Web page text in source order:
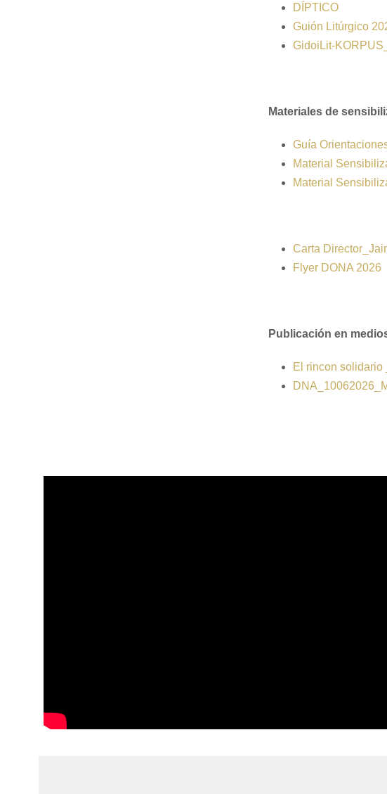
DÍPTICO
Guión Litúrgico
GidoiLit-
Materiales de
Guía
Material
Material
Carta
Flyer DONA 2026
Publicación en
El rincon